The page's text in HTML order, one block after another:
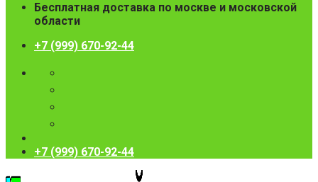
Бесплатная доставка по москве и московской
области
+7 (999) 670-92-44
+7 (999) 670-92-44